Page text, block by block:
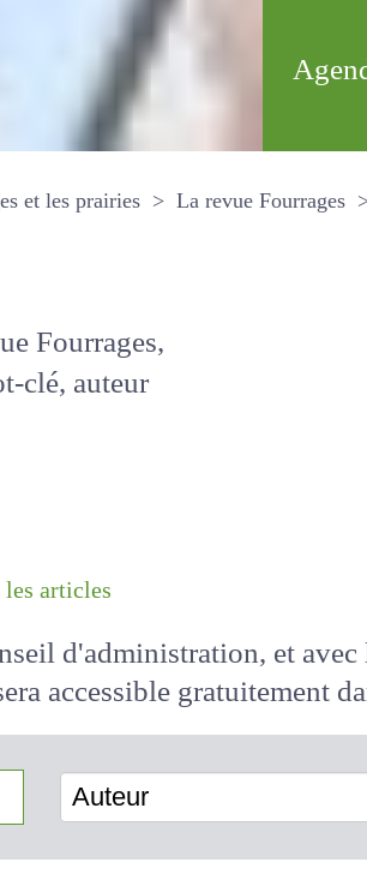
et les prairies La revue
par
d'administration, et
accessible
Auteur